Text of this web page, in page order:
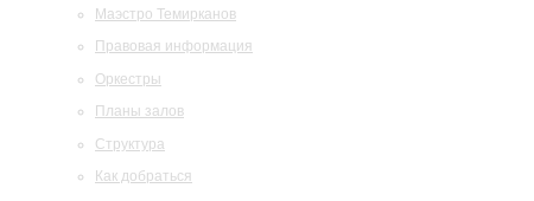
Маэстро Темирканов
Правовая информация
Оркестры
Планы залов
Структура
Как добраться